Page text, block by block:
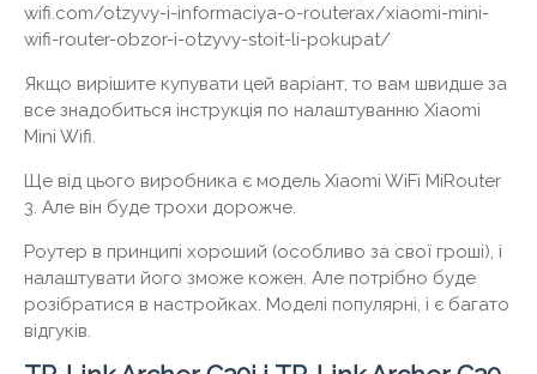
wifi.com/otzyvy-i-informaciya-o-routerax/xiaomi-mini-
wifi-router-obzor-i-otzyvy-stoit-li-pokupat/
Якщо вирішите купувати цей варіант, то вам швидше за
все знадобиться інструкція по налаштуванню Xiaomi
Mini Wifi.
Ще від цього виробника є модель Xiaomi WiFi MiRouter
3. Але він буде трохи дорожче.
Роутер в принципі хороший (особливо за свої гроші), і
налаштувати його зможе кожен. Але потрібно буде
розібратися в настройках. Моделі популярні, і є багато
відгуків.